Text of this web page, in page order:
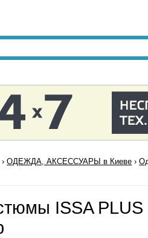
›ОДЕЖДА, АКСЕССУАРЫ в Киеве ›
ISSA PLUS